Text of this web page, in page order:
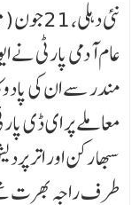
نئی دہلی، 21جون(میرا وطن نیوز )
عام آدمی پارٹی نے
مندر سے ان کی
معاملے پر ای ڈی
سبھا رکن اور اتر
طرف راجہ بھرت